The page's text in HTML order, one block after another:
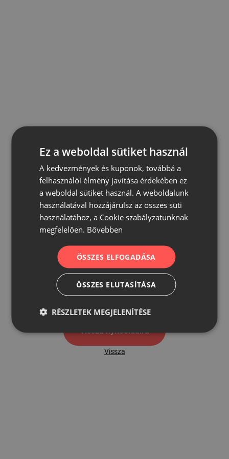
500
Vissza nyítóoldalra
Vissza
Ez a weboldal sütiket használ
A kedvezmények és kuponok, továbbá a
felhasználói élmény javítása érdekében ez
a weboldal sütiket használ. A weboldalunk
használatával hozzájárulsz az összes süti
használatához, a Cookie szabályzatunknak
megfelelően. Bővebben
ÖSSZES ELFOGADÁSA
ÖSSZES ELUTASÍTÁSA
RÉSZLETEK MEGJELENÍTÉSE